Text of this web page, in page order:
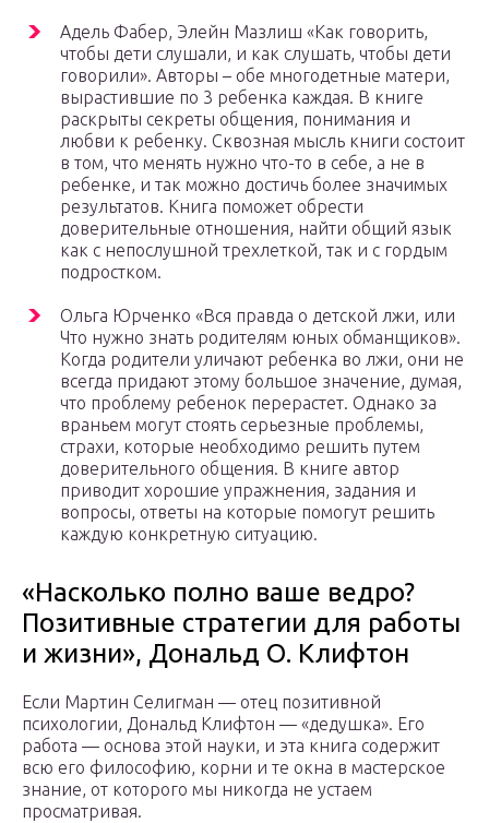
Адель Фабер, Элейн Мазлиш «Как говорить,
чтобы дети слушали, и как слушать, чтобы дети
говорили». Авторы – обе многодетные матери,
вырастившие по 3 ребенка каждая. В книге
раскрыты секреты общения, понимания и
любви к ребенку. Сквозная мысль книги состоит
в том, что менять нужно что-то в себе, а не в
ребенке, и так можно достичь более значимых
результатов. Книга поможет обрести
доверительные отношения, найти общий язык
как с непослушной трехлеткой, так и с гордым
подростком.
Ольга Юрченко «Вся правда о детской лжи, или
Что нужно знать родителям юных обманщиков».
Когда родители уличают ребенка во лжи, они не
всегда придают этому большое значение, думая,
что проблему ребенок перерастет. Однако за
враньем могут стоять серьезные проблемы,
страхи, которые необходимо решить путем
доверительного общения. В книге автор
приводит хорошие упражнения, задания и
вопросы, ответы на которые помогут решить
каждую конкретную ситуацию.
«Насколько полно ваше ведро?
Позитивные стратегии для работы
и жизни», Дональд О. Клифтон
Если Мартин Селигман — отец позитивной
психологии, Дональд Клифтон — «дедушка». Его
работа — основа этой науки, и эта книга содержит
всю его философию, корни и те окна в мастерское
знание, от которого мы никогда не устаем
просматривая.